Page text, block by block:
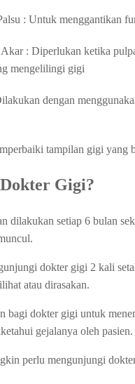
: Untuk menggantikan
Akar : Diperlukan ketika
mengelilingi gigi
dengan
tampilan gigi yang
Gigi?
dilakukan setiap 6 bulan
dokter gigi 2 kali
atau dirasakan.
bagi dokter gigi untuk
gejalanya oleh pasien.
perlu mengunjungi